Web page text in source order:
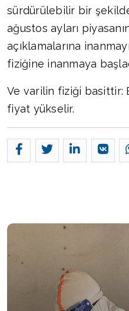
sürdürülebilir bir
ağustos ayları
açıklamalarına
fiziğine inanmaya
Ve varilin fiziği basittir:
fiyat yükselir.